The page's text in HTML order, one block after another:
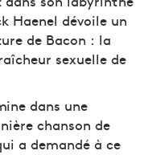
Haenel dévoile un
de Bacon : la
sexuelle de
dans une
chanson de
a demandé à ce